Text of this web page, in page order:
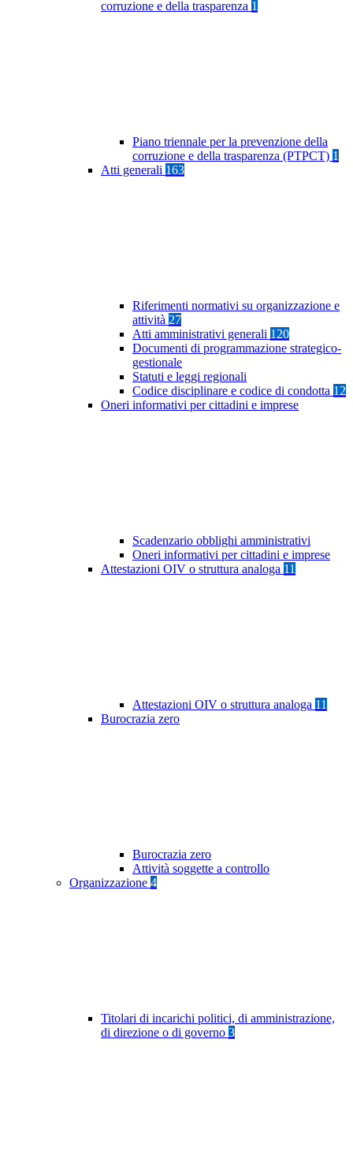
corruzione e della trasparenza 1
Piano triennale per la prevenzione della
corruzione e della trasparenza (PTPCT) 1
Atti generali 163
Riferimenti normativi su organizzazione e
attività 27
Atti amministrativi generali 120
Documenti di programmazione strategico-
gestionale
Statuti e leggi regionali
Codice disciplinare e codice di condotta 12
Oneri informativi per cittadini e imprese
Scadenzario obblighi amministrativi
Oneri informativi per cittadini e imprese
Attestazioni OIV o struttura analoga 11
Attestazioni OIV o struttura analoga 11
Burocrazia zero
Burocrazia zero
Attività soggette a controllo
Organizzazione 4
Titolari di incarichi politici, di amministrazione,
di direzione o di governo 3